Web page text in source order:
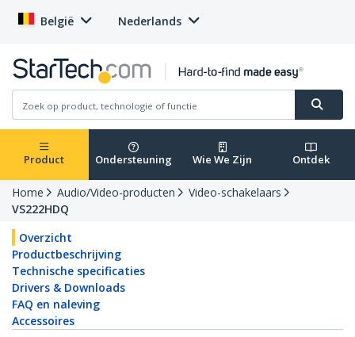
België Nederlands
Product Ondersteuning Wie We Zijn Ontdek
Home Audio/Video-producten
Video-schakelaars
VS222HDQ
Overzicht
Productbeschrijving
Technische specificaties
Drivers & Downloads
FAQ en naleving
Accessoires